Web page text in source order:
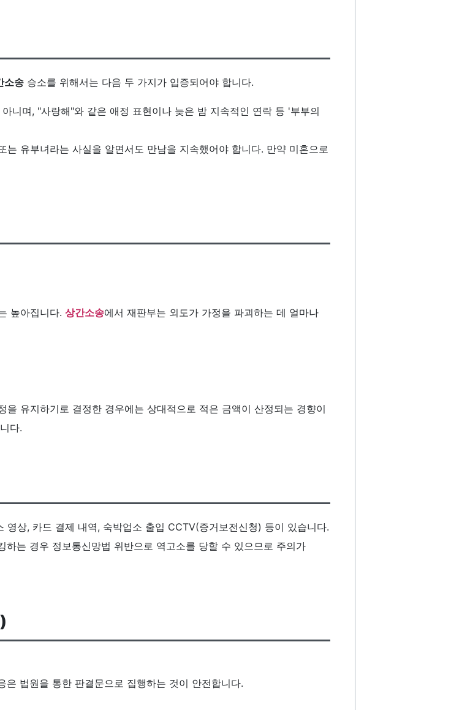
소송 승소를 위해서는 다음 두 가지가 입증되어야 합니다.
니며, "사랑해"와 같은 애정 표현이나 늦은 밤 지속적인 연락 등 '부부의
는 유부녀라는 사실을 알면서도 만남을 지속했어야 합니다. 만약 미혼으로
높아집니다. 상간소송에서 재판부는 외도가 가정을 파괴하는 데 얼마나
유지하기로 결정한 경우에는 상대적으로 적은 금액이 산정되는 경향이
다.
상, 카드 결제 내역, 숙박업소 출입 CCTV(증거보전신청) 등이 있습니다.
하는 경우 정보통신망법 위반으로 역고소를 당할 수 있으므로 주의가
법원을 통한 판결문으로 집행하는 것이 안전합니다.